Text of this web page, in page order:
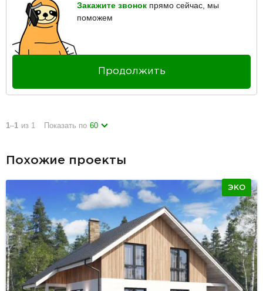
Закажите звонок прямо сейчас, мы
поможем
Продолжить
1–1 из 1 Показать по 60
Похожие проекты
ЭКО